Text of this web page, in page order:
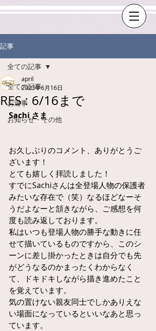
記事
全ての記事
お返事
お知らせ・その他
全ての記事
RES : 6/16まで
april
2023年6月16日
Sachi さま
お久しぶりのコメント、ありがとうご
ざいます！
とても嬉しく拝読しました！
すでにSachiさんは全登場人物の保護者
みたいな存在で（笑）なるほどなーそ
うだよなーと頷きながら、ご感想を何
度も読み返しております。
私はいつも登場人物の勝手な動きに任
せて描いているものですから、このシ
ーンに差し掛かったときは自分でも先
がどうなるのかまったくわからなく
て、ドキドキしながら描き進めたこと
を覚えています。
気の置けない親友同士でしかありえな
い場面になっているといいなあと思っ
ています。